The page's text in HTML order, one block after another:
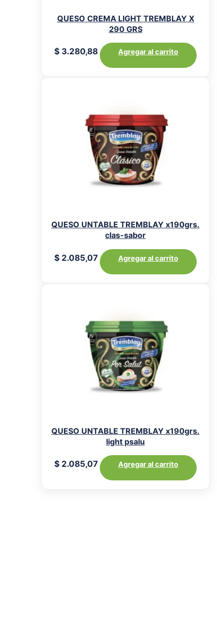
QUESO CREMA LIGHT TREMBLAY X
290 GRS
$ 3.280,88 Agregar al carrito
QUESO UNTABLE TREMBLAY x190grs.
clas-sabor
$ 2.085,07 Agregar al carrito
QUESO UNTABLE TREMBLAY x190grs.
light psalu
$ 2.085,07 Agregar al carrito